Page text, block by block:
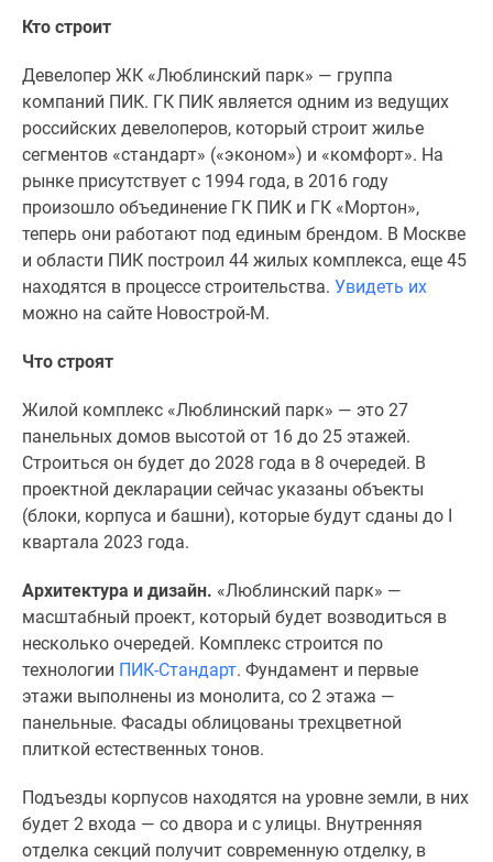
Медиа
недвижимости
Мнение
эксперта
Аналитика
рынка
Покупателю
Экспертиза
новостроек
Эксперты
Контакты
Реклама
сайте
Дзен
Машино-
места
Квартиры
скидками
Кто строит
Девелопер ЖК «Люблинский парк» — группа
компаний ПИК. ГК ПИК является одним из ведущих
российских девелоперов, который строит жилье
сегментов «стандарт» («эконом») и «комфорт». На
рынке присутствует с 1994 года, в 2016 году
произошло объединение ГК ПИК и ГК «Мортон»,
теперь они работают под единым брендом. В Москве
и области ПИК построил 44 жилых комплекса, еще 45
находятся в процессе строительства. Увидеть их
можно на сайте Новострой-М.
Что строят
Жилой комплекс «Люблинский парк» — это 27
панельных домов высотой от 16 до 25 этажей.
Строиться он будет до 2028 года в 8 очередей. В
проектной декларации сейчас указаны объекты
(блоки, корпуса и башни), которые будут сданы до I
квартала 2023 года.
Архитектура и дизайн. «Люблинский парк» —
масштабный проект, который будет возводиться в
несколько очередей. Комплекс строится по
технологии ПИК-Стандарт. Фундамент и первые
этажи выполнены из монолита, со 2 этажа —
панельные. Фасады облицованы трехцветной
плиткой естественных тонов.
Подъезды корпусов находятся на уровне земли, в них
будет 2 входа — со двора и с улицы. Внутренняя
отделка секций получит современную отделку, в